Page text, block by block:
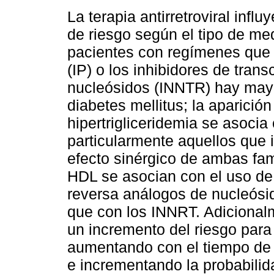
La terapia antirretroviral
de riesgo según el tipo de
pacientes con regímenes
(IP) o los inhibidores de
nucleósidos (INNTR) hay
diabetes mellitus; la
hipertrigliceridemia se
particularmente aquellos
efecto sinérgico de ambas
HDL se asocian con el uso
reversa análogos de
que con los INNRT.
un incremento del riesgo
aumentando con el tiempo
e incrementando la